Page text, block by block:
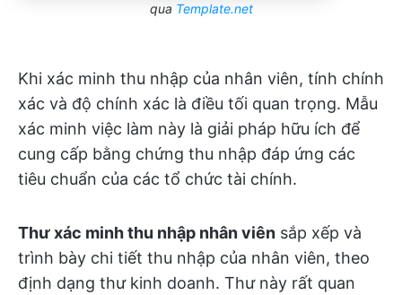
qua Template.net
Khi xác minh thu nhập của nhân viên, tính chính
xác và độ chính xác là điều tối quan trọng. Mẫu
xác minh việc làm này là giải pháp hữu ích để
cung cấp bằng chứng thu nhập đáp ứng các
tiêu chuẩn của các tổ chức tài chính.
Thư xác minh thu nhập nhân viên sắp xếp và
trình bày chi tiết thu nhập của nhân viên, theo
định dạng thư kinh doanh. Thư này rất quan